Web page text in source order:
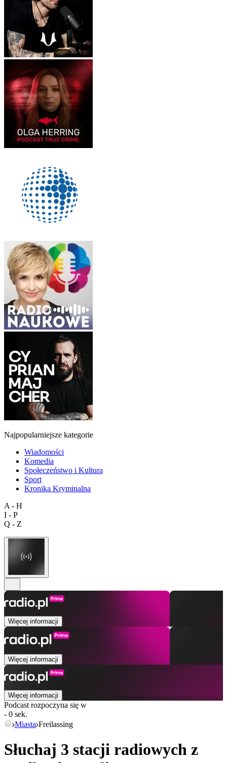
Najpopularniejsze kategorie
Wiadomości
Komedia
Społeczeństwo i Kultura
Sport
Kronika Kryminalna
A - H
I - P
Q - Z
Więcej informacji
Więcej informacji
Więcej informacji
Podcast rozpoczyna się w
- 0 sek.
Miasta Freilassing
Słuchaj 3 stacji radiowych z